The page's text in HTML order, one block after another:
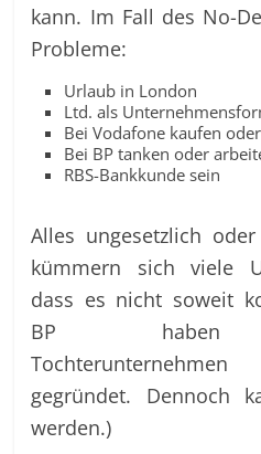
kann. Im Fall des No-
Probleme:
Urlaub in London
Ltd. als
Bei Vodafone kaufen
Bei BP tanken oder
RBS-Bankkunde sein
Alles ungesetzlich
kümmern sich viele
dass es nicht soweit
BP haben
gegründet. Dennoch
werden.)